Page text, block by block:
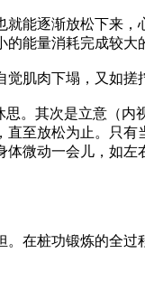
能逐渐放松下来
能量消耗完成较大
肌肉下塌，又如搓
。其次是立意（
至放松为止。只有
微动一会儿，如
在桩功锻炼的全过